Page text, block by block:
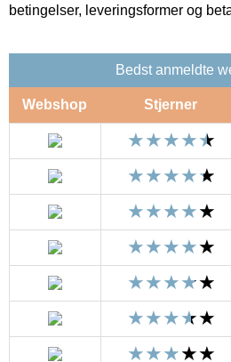
betingelser, leveringsformer og
Bedst anmeldte
Webshop Stjerner